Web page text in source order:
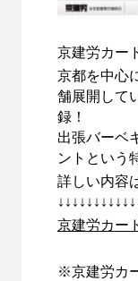
京建労カー
京都を中心
舗展開して
録！
出張バーベ
ントという
詳しい内容
京建労カー
※京建労カ